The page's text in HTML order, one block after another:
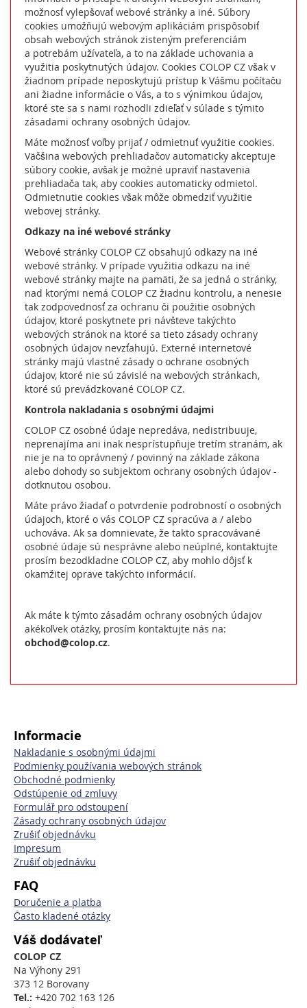
možnosť vylepšovať webové stránky a iné. Súbory
cookies umožňujú webovým aplikáciám prispôsobiť
obsah webových stránok zisteným preferenciám
a potrebám užívateľa, a to na základe uchovania a
využitia poskytnutých údajov. Cookies COLOP CZ však v
žiadnom prípade neposkytujú prístup k Vášmu počítaču
ani žiadne informácie o Vás, a to s výnimkou údajov,
ktoré ste sa s nami rozhodli zdieľať v súlade s týmito
zásadami ochrany osobných údajov.
Máte možnosť voľby prijať / odmietnuť využitie cookies.
Väčšina webových prehliadačov automaticky akceptuje
súbory cookie, avšak je možné upraviť nastavenia
prehliadača tak, aby cookies automaticky odmietol.
Odmietnutie cookies však môže obmedziť využitie
webovej stránky.
Odkazy na iné webové stránky
Webové stránky COLOP CZ obsahujú odkazy na iné
webové stránky. V prípade využitia odkazu na iné
webové stránky majte na pamäti, že sa jedná o stránky,
nad ktorými nemá COLOP CZ žiadnu kontrolu, a nenesie
tak zodpovednosť za ochranu či použitie osobných
údajov, ktoré poskytnete pri návšteve takýchto
webových stránok na ktoré sa tieto zásady ochrany
osobných údajov nevzťahujú. Externé internetové
stránky majú vlastné zásady o ochrane osobných
údajov, ktoré nie sú závislé na webových stránkach,
ktoré sú prevádzkované COLOP CZ.
Kontrola nakladania s osobnými údajmi
COLOP CZ osobné údaje nepredáva, nedistribuuje,
neprenajíma ani inak nesprístupňuje tretím stranám, ak
nie je na to oprávnený / povinný na základe zákona
alebo dohody so subjektom ochrany osobných údajov -
dotknutou osobou.
Máte právo žiadať o potvrdenie podrobností o osobných
údajoch, ktoré o vás COLOP CZ spracúva a / alebo
uchováva. Ak sa domnievate, že takto spracovávané
osobné údaje sú nesprávne alebo neúplné, kontaktujte
prosím bezodkladne COLOP CZ, aby mohlo dôjsť k
okamžitej oprave takýchto informácií.
Ak máte k týmto zásadám ochrany osobných údajov
akékoľvek otázky, prosím kontaktujte nás na:
obchod@colop.cz.
Informacie
Nakladanie s osobnými údajmi
Podmienky používania webových stránok
Obchodné podmienky
Odstúpenie od zmluvy
Formulář pro odstoupení
Zásady ochrany osobných údajov
Zrušiť objednávku
Impresum
Zrušiť objednávku
FAQ
Doručenie a platba
Často kladené otázky
Váš dodávateľ
COLOP CZ
Na Výhony 291
373 12 Borovany
Tel.: +420 702 163 126